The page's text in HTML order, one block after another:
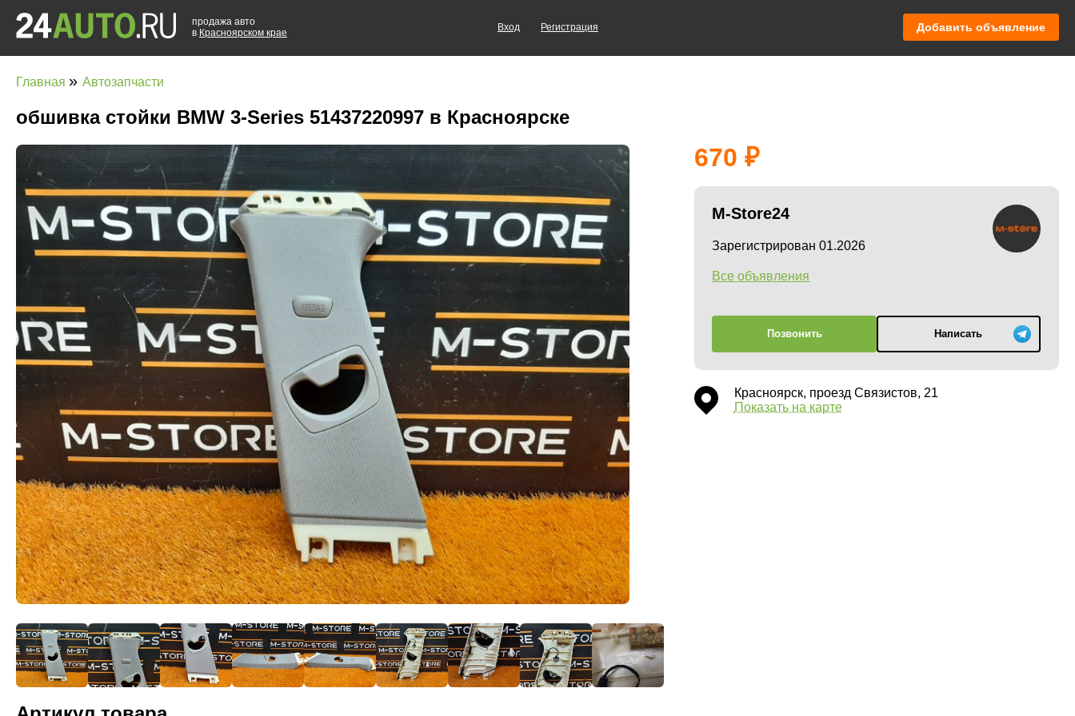
продажа авто
в Красноярском крае
Вход Регистрация Добавить объявление
Главная » Автозапчасти
обшивка стойки BMW 3-Series 51437220997 в Красноярске
670
M-Store24
Зарегистрирован 01.2026
Все объявления
Позвонить Написать
Красноярск, проезд Связистов, 21
Показать на карте